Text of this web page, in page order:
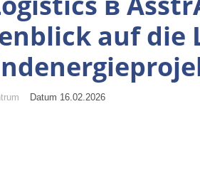
auf die
Datum 16.02.2026